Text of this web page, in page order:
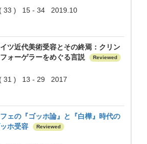
33 ) 15 - 34 2019.10
ツ近代美術受容とその終焉：クリン
ォーゲラーをめぐる言説
Reviewed
31 ) 13 - 29 2017
ェの『ゴッホ論』と『白樺』時代の
ホ受容
Reviewed